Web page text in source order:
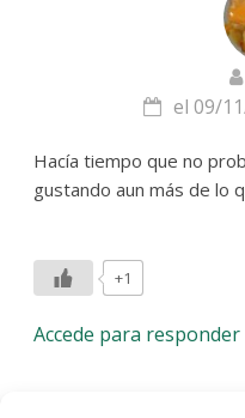
el 09/
Hacía tiempo que no
gustando aun más de lo
+1
Accede para responder